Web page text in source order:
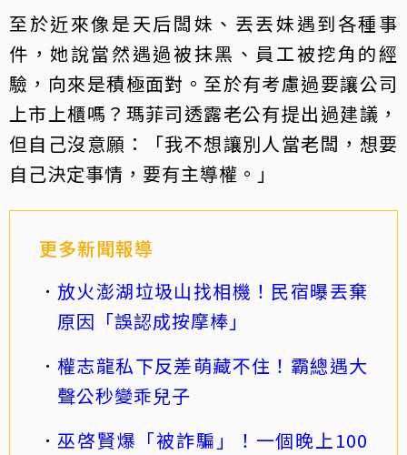
至於近來像是天后闆妹、丟丟妹遇到各種事
件，她說當然遇過被抹黑、員工被挖角的經
驗，向來是積極面對。至於有考慮過要讓公司
上市上櫃嗎？瑪菲司透露老公有提出過建議，
但自己沒意願：「我不想讓別人當老闆，想要
自己決定事情，要有主導權。」
更多新聞報導
放火澎湖垃圾山找相機！民宿曝丟棄
原因「誤認成按摩棒」
權志龍私下反差萌藏不住！霸總遇大
聲公秒變乖兒子
巫啓賢爆「被詐騙」！一個晚上100